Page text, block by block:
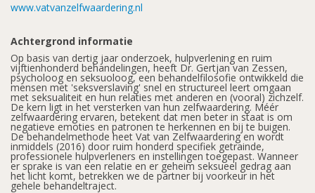
www.vatvanzelfwaardering.nl
Achtergrond informatie
Op basis van dertig jaar onderzoek, hulpverlening en ruim
vijftienhonderd behandelingen, heeft Dr. Gertjan van Zessen,
psycholoog en seksuoloog, een behandelfilosofie ontwikkeld die
mensen met 'seksverslaving' snel en structureel leert omgaan
met seksualiteit en hun relaties met anderen en (vooral) zichzelf.
De kern ligt in het versterken van hun zelfwaardering. Méér
zelfwaardering ervaren, betekent dat men beter in staat is om
negatieve emoties en patronen te herkennen en bij te buigen.
De behandelmethode heet Vat van Zelfwaardering en wordt
inmiddels (2016) door ruim honderd specifiek getrainde,
professionele hulpverleners en instellingen toegepast. Wanneer
er sprake is van een relatie en er geheim seksueel gedrag aan
het licht komt, betrekken we de partner bij voorkeur in het
gehele behandeltraject.